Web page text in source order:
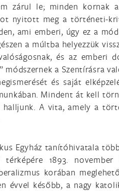
zárul le; minden kornak
nyitott meg a történeti-
ami emberi, úgy ez a
a múltba helyezzük
és az emberi
módszernek a Szentírásra
és saját
Mindent át kell
A vita, amely a
Egyház tanítóhivatala
térképére 1893.
korában
évvel később, a nagy